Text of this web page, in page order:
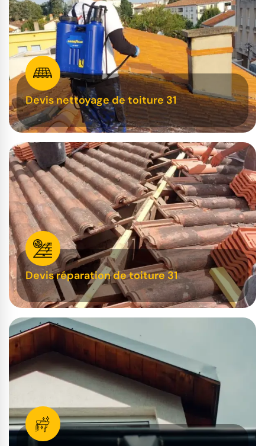
Devis nettoyage de toiture 31
Devis réparation de toiture 31